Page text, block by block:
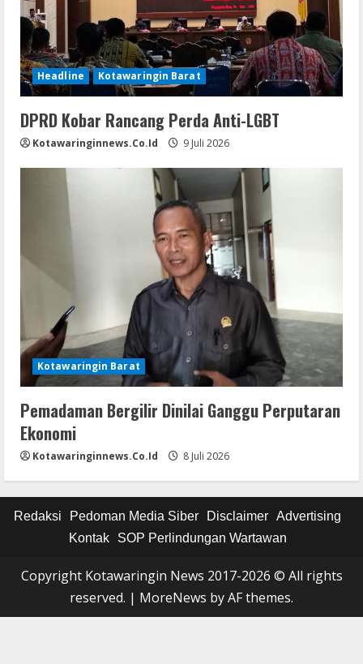
Headline Kotawaringin Barat
DPRD Kobar Rancang Perda Anti-LGBT
Kotawaringinnews.co.id 9 Juli 2026
Kotawaringin Barat
Pemadaman Bergilir Dinilai Ganggu Perputaran
Ekonomi
Kotawaringinnews.co.id 8 Juli 2026
Redaksi Pedoman Media Siber Disclaimer Advertising
Kontak
SOP Perlindungan Wartawan
Copyright Kotawaringin News 2017-2026 © All rights
reserved. | MoreNews by AF themes.